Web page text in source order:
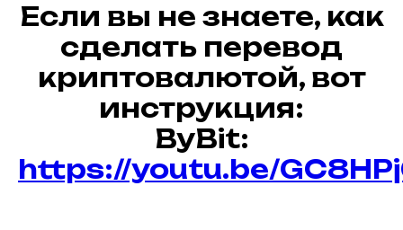
Если вы не знаете, как
сделать перевод
криптовалютой, вот
инструкция:
ByBit:
https://youtu.be/